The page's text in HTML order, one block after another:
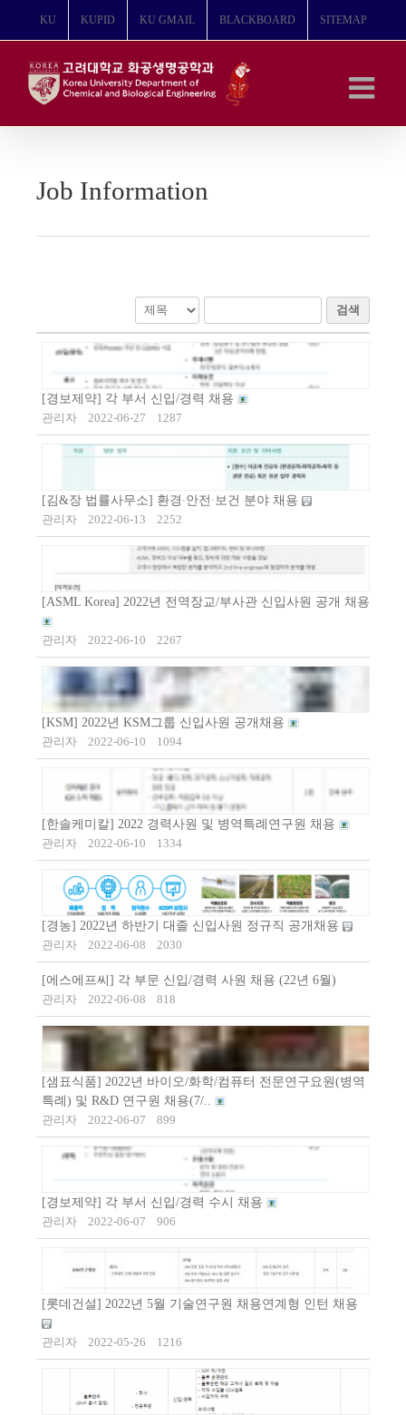
뛰
KU KUPID KU GMAIL BLACKBOARD SITEMAP
Job Information
검색
[경보제약] 각 부서 신입/경력 채용
관리자
2022-06-27 1287
[김&장 법률사무소] 환경∙안전∙보건 분야 채용
관리자
2022-06-13 2252
[ASML Korea] 2022년 전역장교/부사관 신입사원 공개 채용
관리자 2022-06-10 2267
[KSM] 2022년 KSM그룹 신입사원 공개채용
관리자
2022-06-10 1094
[한솔케미칼] 2022 경력사원 및 병역특례연구원 채용
관리자
2022-06-10 1334
[경농] 2022년 하반기 대졸 신입사원 정규직 공개채용
관리자
2022-06-08 2030
[에스에프씨] 각 부문 신입/경력 사원 채용 (22년 6월)
관리자
2022-06-08 818
[샘표식품] 2022년 바이오/화학/컴퓨터 전문연구요원(병역
특례) 및 R&D 연구원 채용(7/..
관리자
2022-06-07 899
[경보제약] 각 부서 신입/경력 수시 채용
관리자
2022-06-07 906
[롯데건설] 2022년 5월 기술연구원 채용연계형 인턴 채용
관리자 2022-05-26 1216